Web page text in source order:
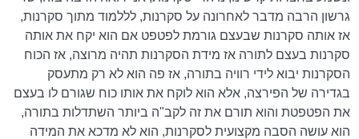
גרשון הרבה מדבר לאחרונה על סקרנות, לללמוד מתוך סקרנות,
אז אותה סקרנות שבעצם גורמת לפטפט אם הוא יקח את אותה
סקרנות בעצם לתורה אז מידת הסקרנות תהיה מרוצה, אז הכוח
הסקרנות יבוא לידי רוויה בתורה, אז פה הוא לא רק מתעסק
בגדירה של הפירצה, אלא הוא לוקח את אותו כוח שגורם לו בעצם
את הפטפטת והוא תורם את זה לקב"ה ביותר השתדלות בתורה,
הוא עושה הסבה מקצועית לסקרנות, הוא לא מדכא את המידה